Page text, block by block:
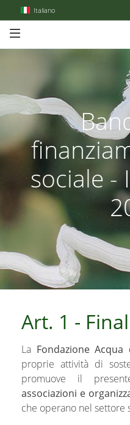
Italiano
sociale -
Art. 1 -
La Fondazione Acqua
proprie attività di
promuove il
associazioni e
che operano nel settore